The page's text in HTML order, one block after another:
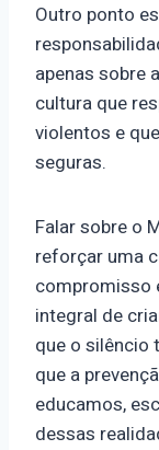
Outro ponto
apenas sobre
cultura que
violentos e
seguras.
Falar sobre o
reforçar uma
compromisso
integral de
que o silêncio
que a
educamos,
dessas